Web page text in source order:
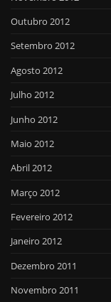
Outubro 2012
Setembro 2012
Agosto 2012
Julho 2012
Junho 2012
Maio 2012
Abril 2012
Março 2012
Fevereiro 2012
Janeiro 2012
Dezembro 2011
Novembro 2011